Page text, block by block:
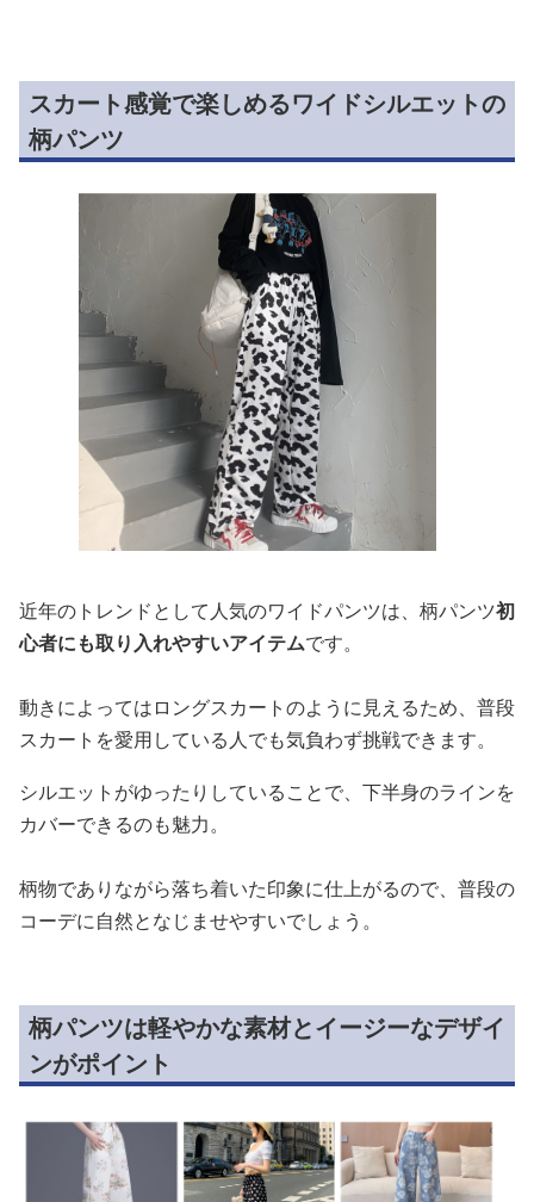
スカート感覚で楽しめるワイドシルエットの
柄パンツ
近年のトレンドとして人気のワイドパンツは、柄パンツ初
心者にも取り入れやすいアイテムです。
動きによってはロングスカートのように見えるため、普段
スカートを愛用している人でも気負わず挑戦できます。
シルエットがゆったりしていることで、下半身のラインを
カバーできるのも魅力。
柄物でありながら落ち着いた印象に仕上がるので、普段の
コーデに自然となじませやすいでしょう。
柄パンツは軽やかな素材とイージーなデザイ
ンがポイント